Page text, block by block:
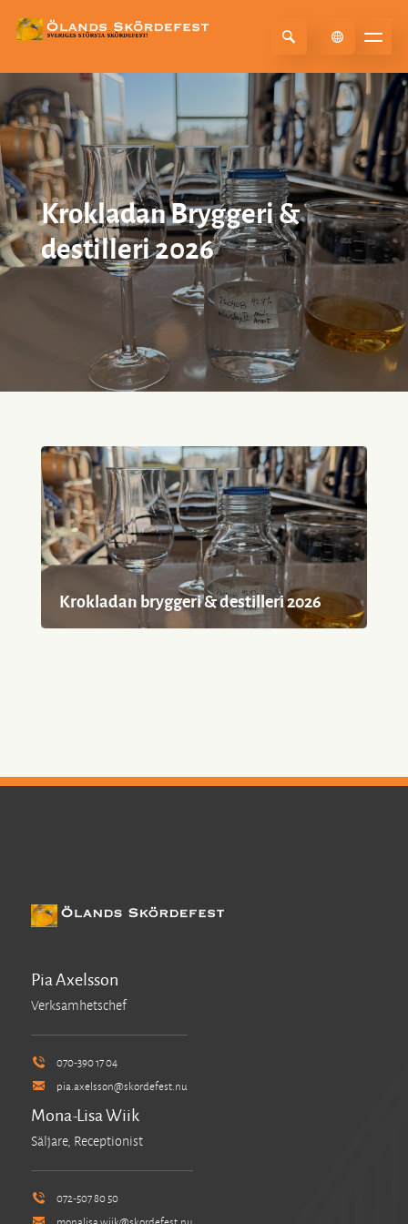
Select Language ▼
Krokladan Bryggeri &
destilleri 2026
Krokladan bryggeri & destilleri 2026
Pia Axelsson
Verksamhetschef
070-390 17 04
pia.axelsson@skordefest.nu
Mona-Lisa Wiik
Säljare, Receptionist
072-507 80 50